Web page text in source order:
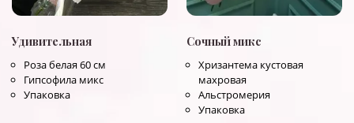
Удивительная
Роза белая 60 см
Гипсофила микс
Упаковка
Сочный микс
Хризантема кустовая
махровая
Альстромерия
Упаковка